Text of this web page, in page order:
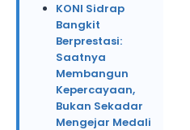
KONI Sidrap
Bangkit
Berprestasi:
Saatnya
Membangun
Kepercayaan,
Bukan Sekadar
Mengejar Medali